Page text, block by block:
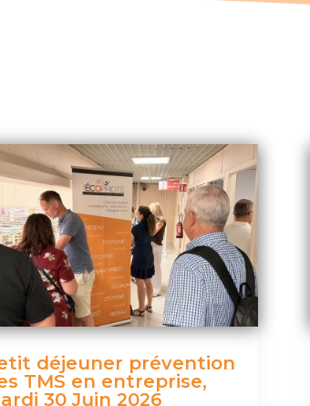
déjeuner prévention
TMS en entreprise,
30 Juin 2026